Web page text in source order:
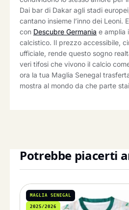
Dai bar di Dakar agli stadi
cantano insieme l’inno dei Leoni.
con Descubre Germania e amplia
calcistico. Il prezzo accessibile,
ufficiale, rende questo sogno
veri tifosi che vivono il calcio
ora la tua Maglia Senegal
mostra al mondo da che parte
Potrebbe piacerti
MAGLIA SENEGAL
2025/2026